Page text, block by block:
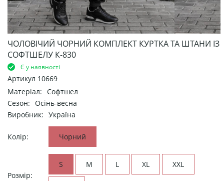
ЧОЛОВІЧИЙ ЧОРНИЙ КОМПЛЕКТ КУРТКА ТА ШТАНИ ІЗ
СОФТШЕЛУ К-830
Є у наявності
Артикул 10669
Матеріал: Софтшел
Сезон: Осінь-весна
Виробник: Україна
Колір: Чорний
Розмір:
S M L XL XXL